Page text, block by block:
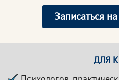
Записаться
ДЛЯ